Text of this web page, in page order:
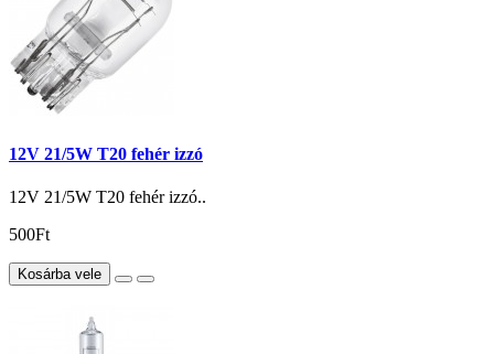
12V 21/5W T20 fehér izzó
12V 21/5W T20 fehér izzó..
500Ft
Kosárba vele